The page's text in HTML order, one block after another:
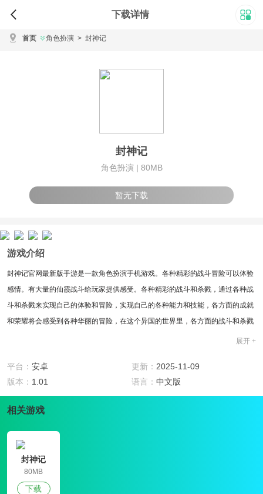
下载详情
首页 角色扮演 > 封神记
封神记
角色扮演 | 80MB
暂无下载
游戏介绍
封神记官网最新版手游是一款角色扮演手机游戏。各种精彩的战斗冒险可以体验
感情。有大量的仙霞战斗给玩家提供感受。各种精彩的战斗和杀戮，通过各种战
斗和杀戮来实现自己的体验和冒险，实现自己的各种能力和技能，各方面的成就
和荣耀将会感受到各种华丽的冒险，在这个异国的世界里，各方面的战斗和杀戮
1、封神记官网最新版手游可以让你经历大量的仙霞之战，各种比赛让玩家感受
和应对;
2、可以选择完美的时装来处理，各方面的终极体验带来视觉感受;
3、你可以选择极致的美妙感受和游戏，并且可以体验剧情冒险的各个方面;
玩法攻略
斗的各个方面创造荣耀;
2、引爆战斗和杀戮各方面的对抗，仙霞战斗各方面的对抗都能感受到;
展开 +
平台： 安卓 更新： 2025-11-09
版本： 1.01 语言： 中文版
相关游戏
封神记
80MB
下载